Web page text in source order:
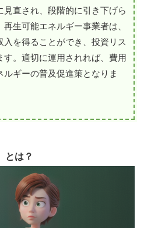
見直され、段階的に引き下げら
生可能エネルギー事業者は、
を得ることができ、投資リス
す。適切に運用されれば、費用
ギーの普及促進策となりま
とは？